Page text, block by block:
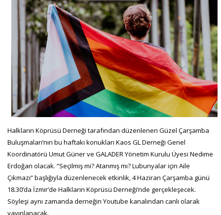
Halkların Köprüsü Derneği tarafından düzenlenen Güzel Çarşamba
Buluşmaları’nın bu haftaki konukları Kaos GL Derneği Genel
Koordinatörü Umut Güner ve GALADER Yönetim Kurulu Üyesi Nedime
Erdoğan olacak. “Seçilmiş mi? Atanmış mı? Lubunyalar için Aile
Çıkmazı” başlığıyla düzenlenecek etkinlik, 4 Haziran Çarşamba günü
18.30’da İzmir’de Halkların Köprüsü Derneği’nde gerçekleşecek.
Söyleşi aynı zamanda derneğin Youtube kanalından canlı olarak
yayınlanacak.